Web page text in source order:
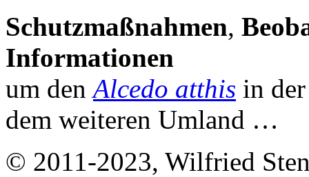
Schutzmaßnahmen,
Informationen
um denAlcedo atthis in
dem weiteren Umland …
© 2011-2023, Wilfried